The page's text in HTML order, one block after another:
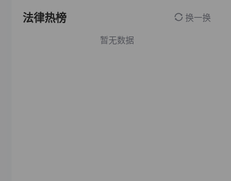
法律热榜 换一换
暂无数据